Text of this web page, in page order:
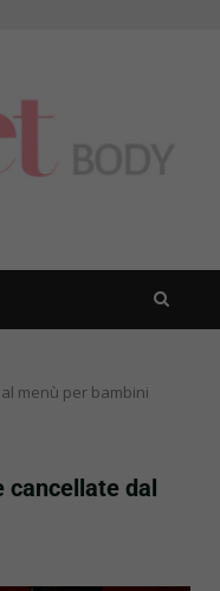
menù per bambini
cancellate dal